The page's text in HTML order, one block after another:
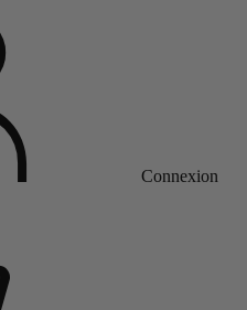
Connexion